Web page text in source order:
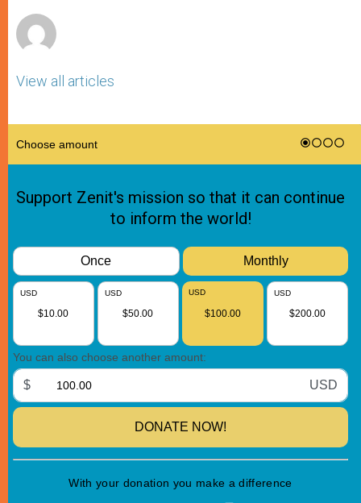
View all articles